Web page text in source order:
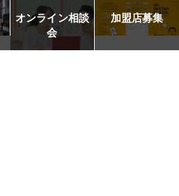
オンライン相談
会
加盟店募集